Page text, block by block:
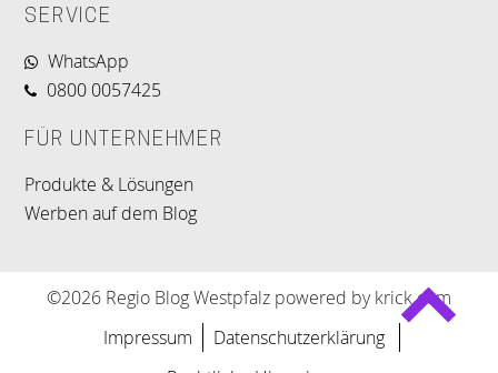
SERVICE
WhatsApp
0800 0057425
FÜR UNTERNEHMER
Produkte & Lösungen
Werben auf dem Blog
©2026 Regio Blog Westpfalz powered by krick.com
Impressum
Datenschutzerklärung